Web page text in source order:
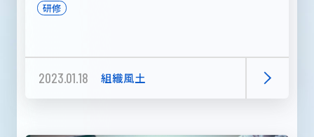
研修
2023.01.18 組織風土